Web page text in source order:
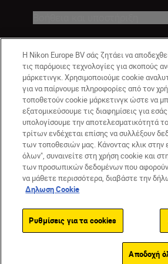
GR Nikon Sites
Επικοινωνήστε μαζί μας
Δήλωση
Όροι Χρήσης
© 2026 Nikon
Η Nikon Europe BV σάς ζητάει να
τις παρόμοιες τεχνολογίες για σκοπούς
μάρκετινγκ. Χρησιμοποιούμε cookie
για να παίρνουμε πληροφορίες από τον
τοποθετούν cookie μάρκετινγκ ώστε να
εξατομικεύσουμε τις διαφημίσεις για
υπολογίσουμε την αποτελεσματικότητά
τρίτων ενδέχεται επίσης να συλλέξουν
των τοποθεσιών μας. Κάνοντας κλικ στην
όλων", συναινείτε στη χρήση cookie και
των προσωπικών δεδομένων που
να μάθετε περισσότερα, διαβάστε την
Δηλωση Cookie
Ρυθμίσεις για τα cookies
Αποδοχή